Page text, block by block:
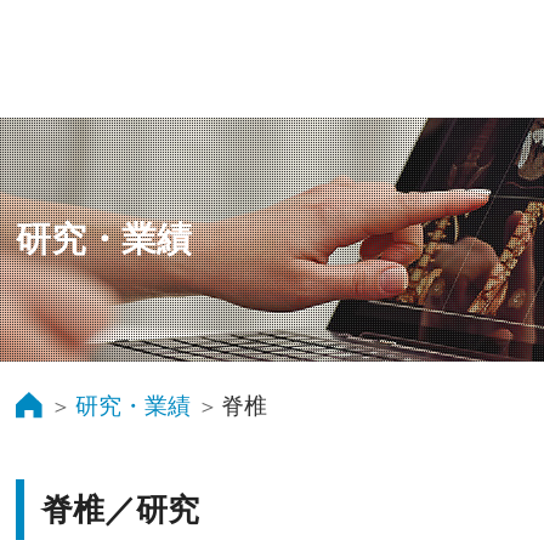
研究・業績
研究・業績 脊椎
脊椎／研究